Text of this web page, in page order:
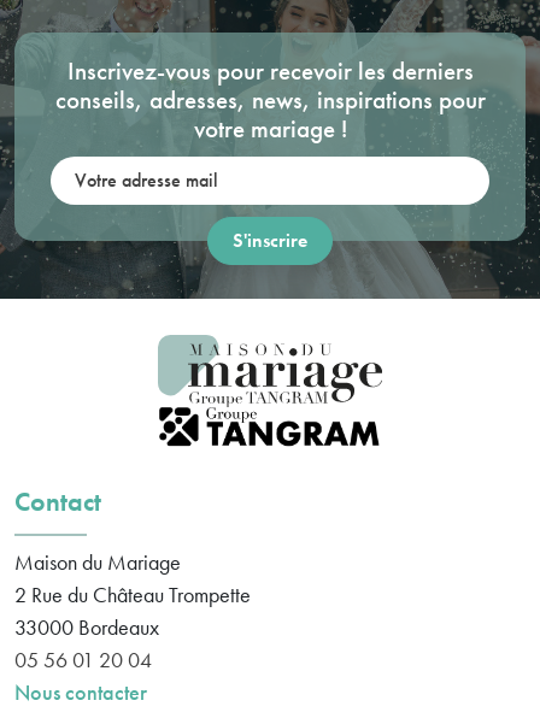
Inscrivez-vous pour recevoir les derniers
conseils, adresses, news, inspirations pour
votre mariage !
Contact
Maison du Mariage
2 Rue du Château Trompette
33000 Bordeaux
05 56 01 20 04
Nous contacter